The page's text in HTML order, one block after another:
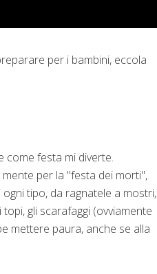
per i bambini, eccola
come festa mi diverte.
per la "festa dei morti",
tipo, da ragnatele a mostri,
gli scarafaggi (ovviamente
mettere paura, anche se alla